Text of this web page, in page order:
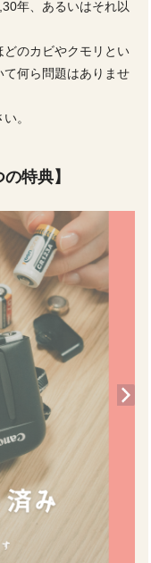
年、あるいはそれ以
のカビやクモリとい
て何ら問題はありませ
。
特典】